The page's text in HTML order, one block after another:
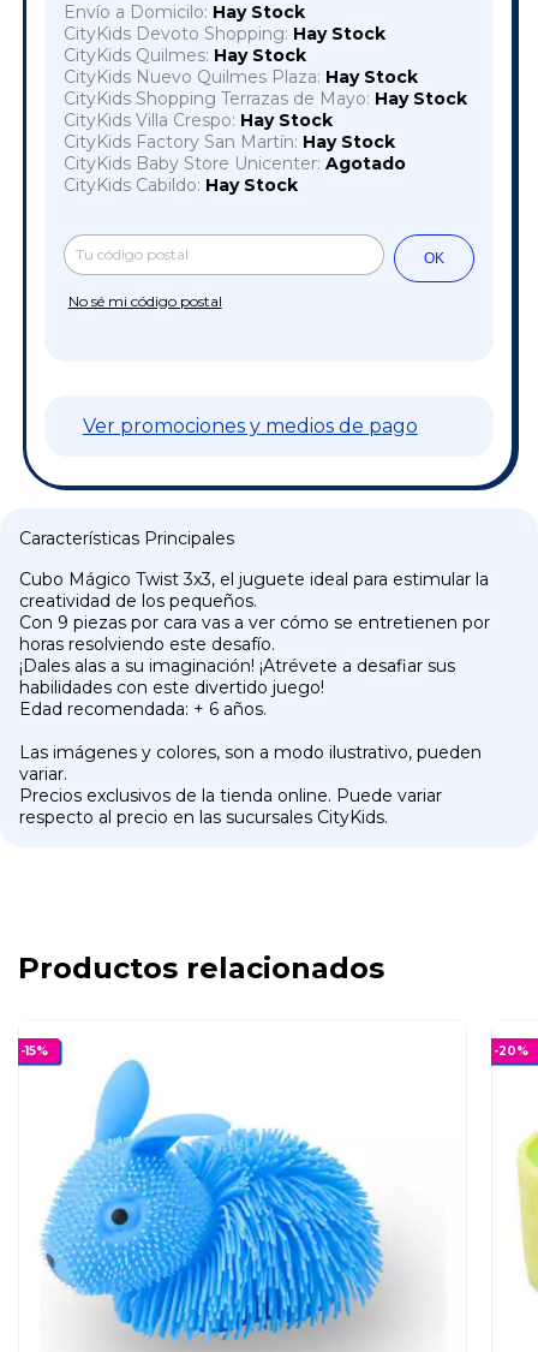
Envío a Domicilo: Hay Stock
CityKids Devoto Shopping: Hay Stock
CityKids Quilmes: Hay Stock
CityKids Nuevo Quilmes Plaza: Hay Stock
CityKids Shopping Terrazas de Mayo: Hay Stock
CityKids Villa Crespo: Hay Stock
CityKids Factory San Martín: Hay Stock
CityKids Baby Store Unicenter: Agotado
CityKids Cabildo: Hay Stock
Entregas para el CP: Cambiar CP
OK
No sé mi código postal
Ver promociones y medios de pago
Características Principales
Cubo Mágico Twist 3x3, el juguete ideal para estimular la
creatividad de los pequeños.
Con 9 piezas por cara vas a ver cómo se entretienen por
horas resolviendo este desafío.
¡Dales alas a su imaginación! ¡Atrévete a desafiar sus
habilidades con este divertido juego!
Edad recomendada: + 6 años.
Las imágenes y colores, son a modo ilustrativo, pueden
variar.
Precios exclusivos de la tienda online. Puede variar
respecto al precio en las sucursales CityKids.
Productos relacionados
-15% -20%